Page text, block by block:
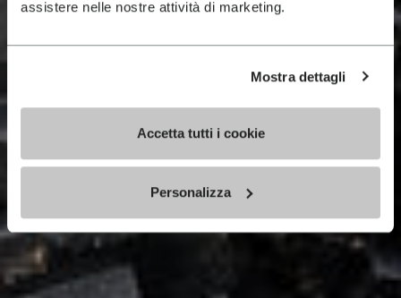
assistere nelle nostre attività di marketing.
Mostra dettagli
Accetta tutti i cookie
Personalizza